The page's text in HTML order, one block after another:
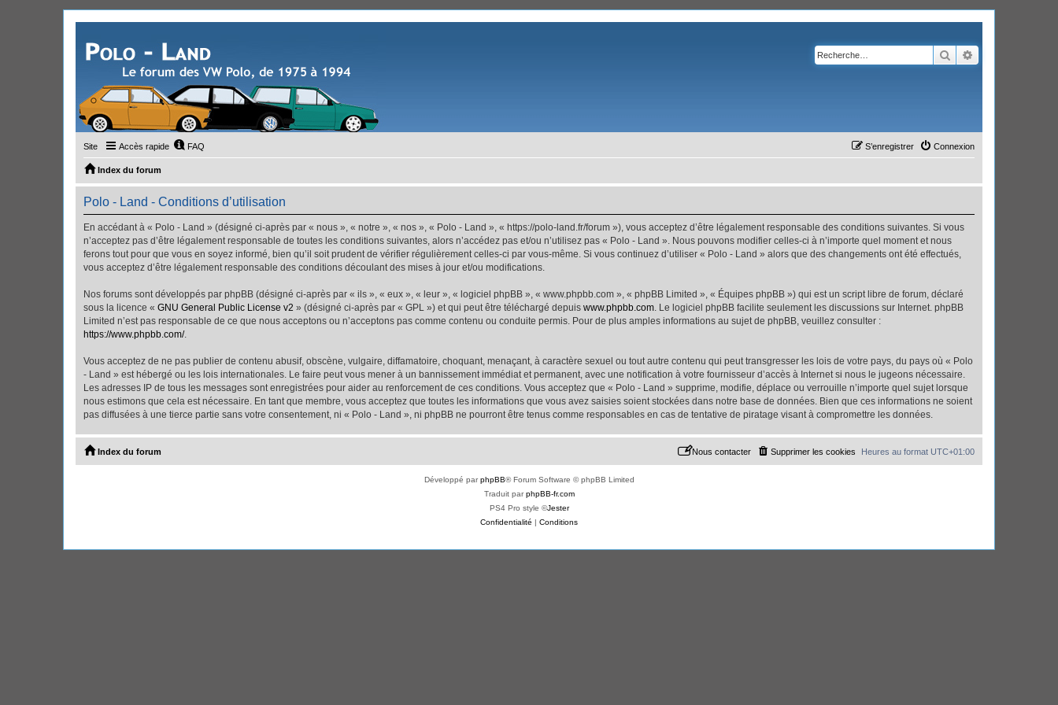
Rechercher
Site Accès rapide FAQ Connexion
S’enregistrer
Index du forum
Polo - Land - Conditions d’utilisation
En accédant à « Polo - Land » (désigné ci-après par « nous », « notre », « nos », « Polo - Land », « https://polo-land.fr/forum »), vous acceptez d’être légalement responsable des conditions suivantes. Si vous
n’acceptez pas d’être légalement responsable de toutes les conditions suivantes, alors n’accédez pas et/ou n’utilisez pas « Polo - Land ». Nous pouvons modifier celles-ci à n’importe quel moment et nous
ferons tout pour que vous en soyez informé, bien qu’il soit prudent de vérifier régulièrement celles-ci par vous-même. Si vous continuez d’utiliser « Polo - Land » alors que des changements ont été effectués,
vous acceptez d’être légalement responsable des conditions découlant des mises à jour et/ou modifications.
Nos forums sont développés par phpBB (désigné ci-après par « ils », « eux », « leur », « logiciel phpBB », « www.phpbb.com », « phpBB Limited », « Équipes phpBB ») qui est un script libre de forum, déclaré
sous la licence « GNU General Public License v2 » (désigné ci-après par « GPL ») et qui peut être téléchargé depuis www.phpbb.com. Le logiciel phpBB facilite seulement les discussions sur Internet. phpBB
Limited n’est pas responsable de ce que nous acceptons ou n’acceptons pas comme contenu ou conduite permis. Pour de plus amples informations au sujet de phpBB, veuillez consulter :
https://www.phpbb.com/.
Vous acceptez de ne pas publier de contenu abusif, obscène, vulgaire, diffamatoire, choquant, menaçant, à caractère sexuel ou tout autre contenu qui peut transgresser les lois de votre pays, du pays où « Polo
- Land » est hébergé ou les lois internationales. Le faire peut vous mener à un bannissement immédiat et permanent, avec une notification à votre fournisseur d’accès à Internet si nous le jugeons nécessaire.
Les adresses IP de tous les messages sont enregistrées pour aider au renforcement de ces conditions. Vous acceptez que « Polo - Land » supprime, modifie, déplace ou verrouille n’importe quel sujet lorsque
nous estimons que cela est nécessaire. En tant que membre, vous acceptez que toutes les informations que vous avez saisies soient stockées dans notre base de données. Bien que ces informations ne soient
pas diffusées à une tierce partie sans votre consentement, ni « Polo - Land », ni phpBB ne pourront être tenus comme responsables en cas de tentative de piratage visant à compromettre les données.
Index du forum Heures au format UTC+01:00
Supprimer les cookies
Nous contacter
Développé parphpBB® Forum Software © phpBB Limited
Traduit parphpBB-fr.com
PS4 Pro style ©Jester
Confidentialité | Conditions